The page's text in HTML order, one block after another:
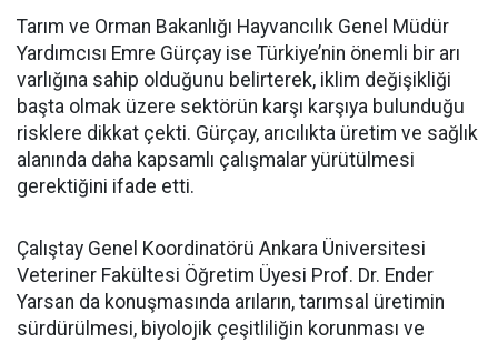
Tarım ve Orman Bakanlığı Hayvancılık Genel Müdür
Yardımcısı Emre Gürçay ise Türkiye’nin önemli bir arı
varlığına sahip olduğunu belirterek, iklim değişikliği
başta olmak üzere sektörün karşı karşıya bulunduğu
risklere dikkat çekti. Gürçay, arıcılıkta üretim ve sağlık
alanında daha kapsamlı çalışmalar yürütülmesi
gerektiğini ifade etti.
Çalıştay Genel Koordinatörü Ankara Üniversitesi
Veteriner Fakültesi Öğretim Üyesi Prof. Dr. Ender
Yarsan da konuşmasında arıların, tarımsal üretimin
sürdürülmesi, biyolojik çeşitliliğin korunması ve